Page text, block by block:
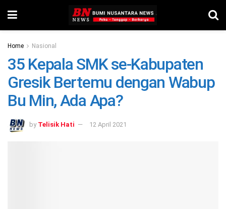
Home Nasional
35 Kepala SMK se-Kabupaten
Gresik Bertemu dengan Wabup
Bu Min, Ada Apa?
by Telisik Hati 12 April 2021